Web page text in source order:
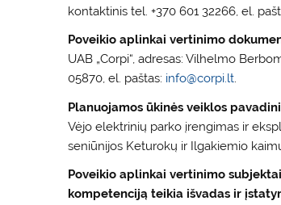
kontaktinis tel. +370 601 32266, el.
Poveikio aplinkai vertinimo
UAB „Corpi“, adresas: Vilhelmo
05870, el. paštas: info@corpi.lt.
Planuojamos ūkinės veiklos
Vėjo elektrinių parko įrengimas ir
seniūnijos Keturokų ir Ilgakiemio
Poveikio aplinkai vertinimo
kompetenciją teikia išvadas ir